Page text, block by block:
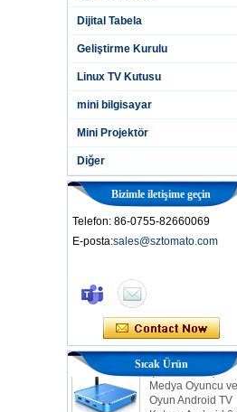
Dijital Tabela
Geliştirme Kurulu
Linux TV Kutusu
mini bilgisayar
Mini Projektör
Diğer
Bizimle iletişime geçin
Telefon: 86-0755-82660069
E-posta:sales@sztomato.com
Sıcak Ürün
2'si 1 arada
Çekirdek Akış
Medya Oyuncu ve
Oyun Android TV
Kutusu Android 6.0